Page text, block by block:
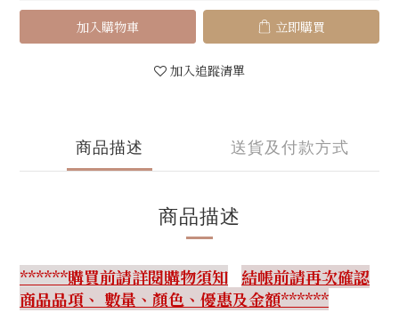
加入購物車 立即購買
加入追蹤清單
商品描述 送貨及付款方式
商品描述
******購買前請詳閱購物須知
結帳前請再次確認
商品品項、 數量、顏色、優惠及金額******